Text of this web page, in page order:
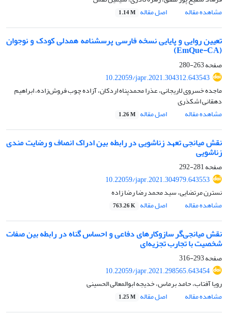
مشاهده مقاله
اصل مقاله 1.14 M
تعیین روایی و پایایی نسخه فارسی پرسشنامه همدلی کودک و نوجوان
(EmQue-CA)
صفحه263-280
10.22059/japr.2021.304312.643543
ماجده خسروی لاریجانی، عذرا محمدپناه اردکان، آزاده چوب فروش‌زاده، ابراهیم
دهقانی اشکذری
مشاهده مقاله
اصل مقاله 1.26 M
نقش میانجی تعهد زناشویی در رابطه بین ادراک انصاف و رضایت مندی
زناشویی
صفحه281-292
10.22059/japr.2021.304979.643553
نسترن مرتضایی، سید محمد رضا رضا زاده
مشاهده مقاله
اصل مقاله 763.26 K
نقش میانجی‌گر سازوکارهای دفاعی و احساس گناه در رابطه بین صفات
شخصیت با تجارب تجزیه‌ای
صفحه293-316
10.22059/japr.2021.298565.643454
رویا آفتاب، حامد برماس، خدیجه ابوالمعالی الحسینی
مشاهده مقاله
اصل مقاله 1.25 M